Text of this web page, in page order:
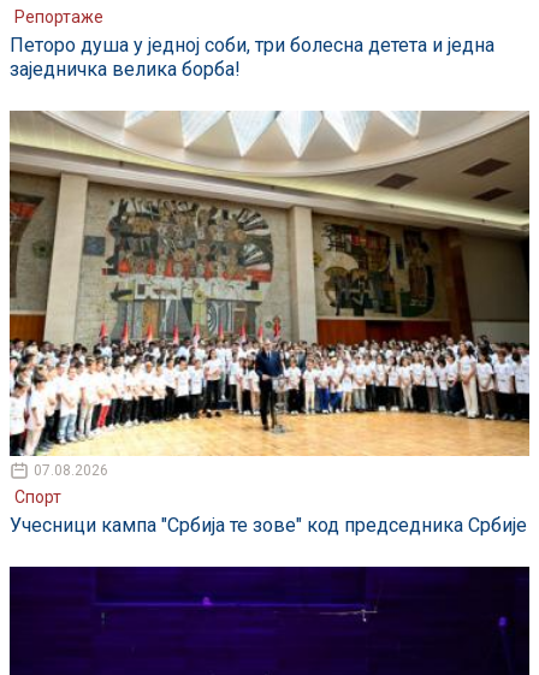
Репортаже
Петоро душа у једној соби, три болесна детета и једна
заједничка велика борба!
07.08.2026
Спорт
Учесници кампа "Србија те зове" код председника Србије